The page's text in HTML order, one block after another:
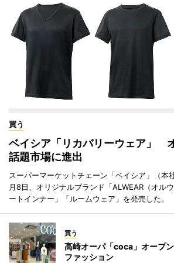
買う
ベイシア「リカバリーウェア」
話題市場に進出
スーパーマーケットチェーン「ベイシア」（本
月8日、オリジナルブランド「ALWEAR（オル
ートインナー」「ルームウェア」を発売した。
買う
高崎オーパ「coca」オープ
ファッション